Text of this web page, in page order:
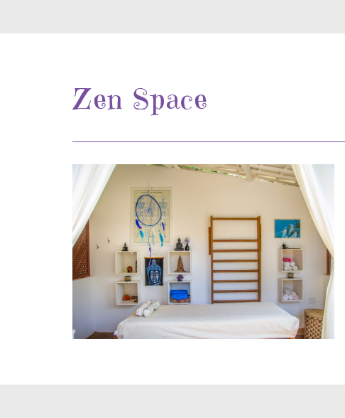
Zen Space